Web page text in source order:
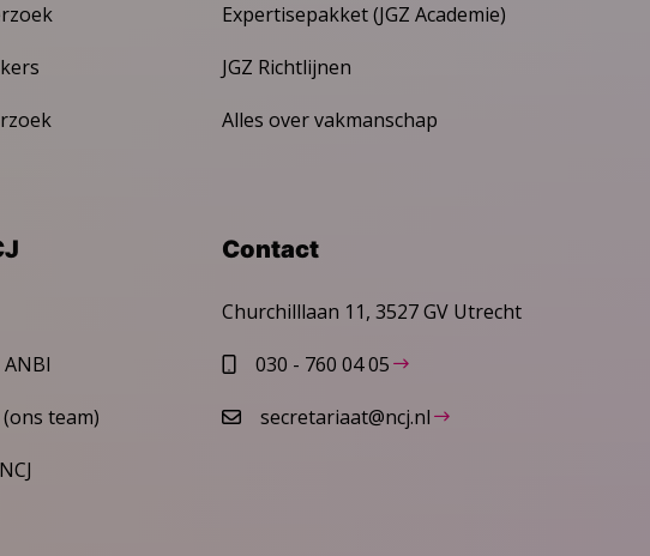
Expertisepakket (JGZ Academie)
JGZ Richtlijnen
Alles over vakmanschap
team)
Contact
Churchilllaan 11, 3527 GV Utrecht
030 - 760 04 05
secretariaat@ncj.nl